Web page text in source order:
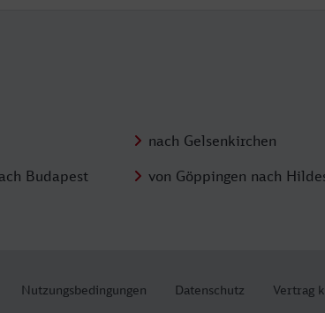
nach Gelsenkirchen
Budapest von Göppingen nach
Nutzungsbedingungen Datenschutz Vertrag